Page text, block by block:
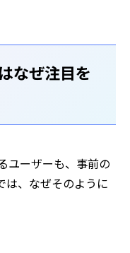
なぜ注目を
ユーザーも、事前の
は、なぜそのように